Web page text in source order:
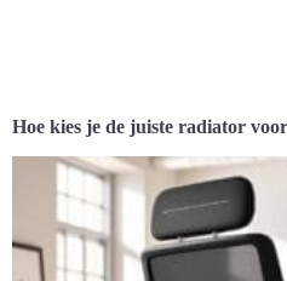
Hoe kies je de juiste radiator